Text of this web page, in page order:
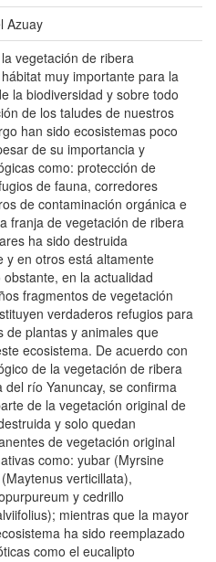
Azuay
vegetación de ribera
muy importante para la
la biodiversidad y sobre todo
de los taludes de nuestros
han sido ecosistemas poco
de su importancia y
como: protección de
de fauna, corredores
de contaminación orgánica e
franja de vegetación de ribera
ha sido destruida
y en otros está altamente
obstante, en la actualidad
fragmentos de vegetación
verdaderos refugios para
de plantas y animales que
ecosistema. De acuerdo con
de la vegetación de ribera
del río Yanuncay, se confirma
de la vegetación original de
y solo quedan
de vegetación original
como: yubar (Myrsine
verticillata),
y cedrillo
mientras que la mayor
ha sido reemplazado
como el eucalipto